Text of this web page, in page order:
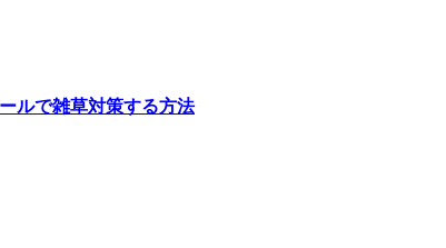
ルで雑草対策する方法